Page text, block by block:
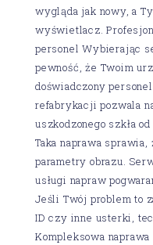
wygląda jak nowy, a
wyświetlacz.
personel Wybierając
pewność, że Twoim
doświadczony
refabrykacji pozwala
uszkodzonego szkła
Taka naprawa
parametry obrazu.
usługi napraw
Jeśli Twój problem to
ID czy inne usterki,
Kompleksowa